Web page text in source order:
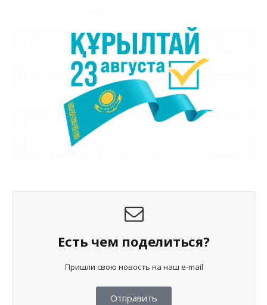
Есть чем поделиться?
Пришли свою новость на наш e-mail
Отправить